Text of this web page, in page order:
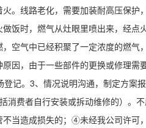
。线路老化，需要加装耐高压保护
饭时，燃气从灶眼里喷出来，经点
空气中已经积聚了一定浓度的燃气
因，由于一些部件的更换或修理需
记。3、情况说明沟通，制定方案
消费者自行安装或拆动维修的）。
当造成损失的；④未经我公司许可